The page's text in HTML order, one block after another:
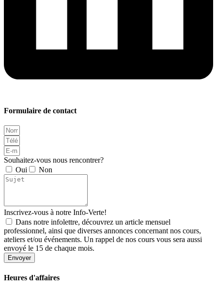
Formulaire de contact
Souhaitez-vous nous rencontrer?
Oui
Non
Inscrivez-vous à notre Info-Verte!
Dans notre infolettre, découvrez un article mensuel
professionnel, ainsi que diverses annonces concernant nos cours,
ateliers et/ou événements. Un rappel de nos cours vous sera aussi
envoyé le 15 de chaque mois.
Envoyer
Heures d'affaires